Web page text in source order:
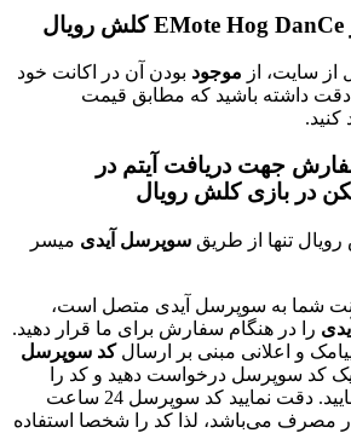
ازموجود بودن آن در اکانت خود
باشید که مطابق قیمت
دریافت آیتم در
کلش رویال
از طریقسوپرسل آیدی میسر
سوپرسل آیدی متصل است،
هنگام سفارش برای ما قرار دهید.
مبنی بر ارسالکد سوپرسل
درخواست دهید و کد را
برای ما ارسال نمایید. دقت نمایید کد سوپرسل 24 ساعت
لذا کد را شخصا استفاده